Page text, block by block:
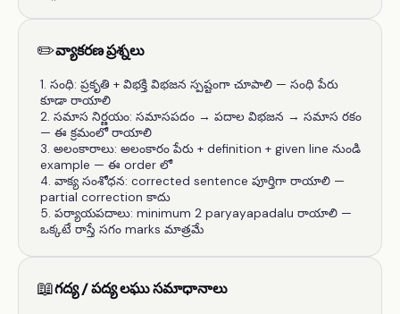
✏️వ్యాకరణ ప్రశ్నలు
సంధి: ప్రకృతి + విభక్తి విభజన స్పష్టంగా చూపాలి — సంధి పేరు
కూడా రాయాలి
సమాస నిర్ణయం: సమాసపదం → పదాల విభజన → సమాస రకం
— ఈ క్రమంలో రాయాలి
అలంకారాలు: అలంకారం పేరు + definition + given line నుండి
example — ఈ order లో
వాక్య సంశోధన: corrected sentence పూర్తిగా రాయాలి —
partial correction కాదు
పర్యాయపదాలు: minimum 2 paryayapadalu రాయాలి —
ఒక్కటే రాస్తే సగం marks మాత్రమే
📖గద్య / పద్య లఘు సమాధానాలు